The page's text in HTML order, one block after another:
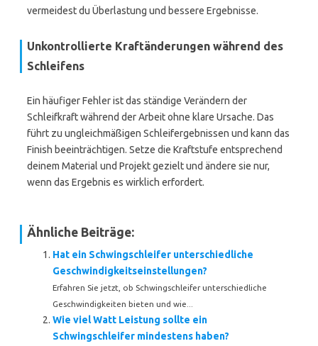
vermeidest du Überlastung und bessere Ergebnisse.
Unkontrollierte Kraftänderungen während des
Schleifens
Ein häufiger Fehler ist das ständige Verändern der
Schleifkraft während der Arbeit ohne klare Ursache. Das
führt zu ungleichmäßigen Schleifergebnissen und kann das
Finish beeinträchtigen. Setze die Kraftstufe entsprechend
deinem Material und Projekt gezielt und ändere sie nur,
wenn das Ergebnis es wirklich erfordert.
Ähnliche Beiträge:
Hat ein Schwingschleifer unterschiedliche
Geschwindigkeitseinstellungen?
Erfahren Sie jetzt, ob Schwingschleifer unterschiedliche
Geschwindigkeiten bieten und wie...
Wie viel Watt Leistung sollte ein
Schwingschleifer mindestens haben?